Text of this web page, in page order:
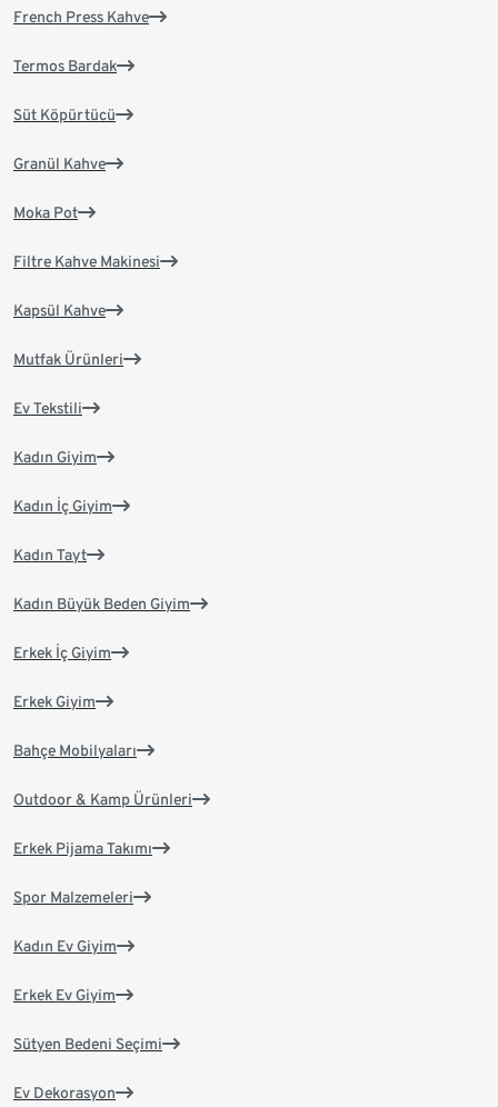
French Press Kahve
Termos Bardak
Süt Köpürtücü
Granül Kahve
Moka Pot
Filtre Kahve Makinesi
Kapsül Kahve
Mutfak Ürünleri
Ev Tekstili
Kadın Giyim
Kadın İç Giyim
Kadın Tayt
Kadın Büyük Beden Giyim
Erkek İç Giyim
Erkek Giyim
Bahçe Mobilyaları
Outdoor & Kamp Ürünleri
Erkek Pijama Takımı
Spor Malzemeleri
Kadın Ev Giyim
Erkek Ev Giyim
Sütyen Bedeni Seçimi
Ev Dekorasyon